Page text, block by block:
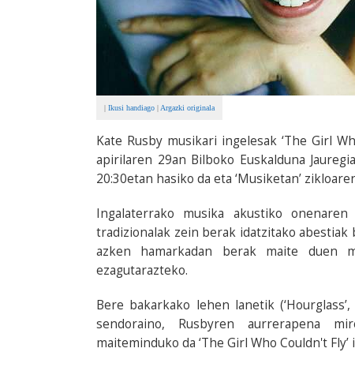
| Ikusi handiago | Argazki originala
Kate Rusby musikari ingelesak ‘The Girl
apirilaren 29an Bilboko Euskalduna
20:30etan hasiko da eta ‘Musiketan’
Ingalaterrako musika akustiko
tradizionalak zein berak idatzitako
azken hamarkadan berak maite duen
ezagutarazteko.
Bere bakarkako lehen lanetik
sendoraino, Rusbyren aurrerapena
maiteminduko da ‘The Girl Who Couldn't Fly’